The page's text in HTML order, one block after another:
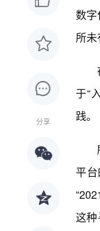
分享
数
所未
于“
践。
平
这